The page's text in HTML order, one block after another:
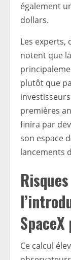
également
dollars.
Les experts,
notent que
plutôt que
premières
finira par
son espace
lancements
Ce calcul